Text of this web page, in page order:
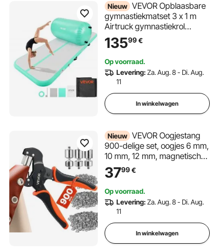
Nieuw VEVOR Opblaasbare
gymnastiekmatset 3 x 1 m
Airtruck gymnastiekrol
mintgroen voor gym, buiten
en yoga, 3,2 psi, versterkte
naden, handvatten, met
600W elektrische luchtpomp
en opbergtas
13599€
Op voorraad.
Levering:Za. Aug. 8 - Di. Aug.
11
In winkelwagen
Nieuw VEVOR Oogjestang
900-delige set, oogjes 6 mm,
10 mm, 12 mm, magnetische
oogjespers, stalen
oogjespons met magnetische
kop, antislip handgreep,
geschikt voor leer, zeilen,
schoenen, knutselwerk en
3799€
Op voorraad.
Levering:Za. Aug. 8 - Di. Aug.
11
In winkelwagen